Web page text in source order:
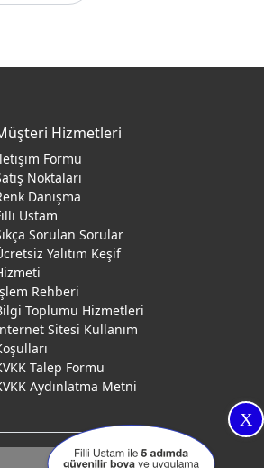
X
Hizmetleri
Formu
Noktaları
Danışma
Ustam
Sorulan Sorular
Yalıtım Keşif
Rehberi
Toplumu Hizmetleri
Sitesi Kullanım
Talep Formu
Aydınlatma Metni